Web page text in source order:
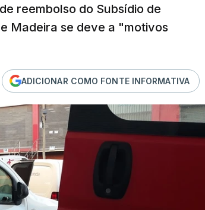
reembolso do Subsídio de
Madeira se deve a "motivos
ADICIONAR COMO FONTE INFORMATIVA